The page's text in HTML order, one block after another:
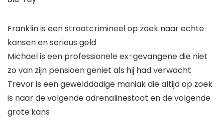
Franklin is een straatcrimineel op zoek naar echte
kansen en serieus geld
Michael is een professionele ex-gevangene die niet
zo van zijn pensioen geniet als hij had verwacht
Trevor is een gewelddadige maniak die altijd op zoek
is naar de volgende adrenalinestoot en de volgende
grote kans